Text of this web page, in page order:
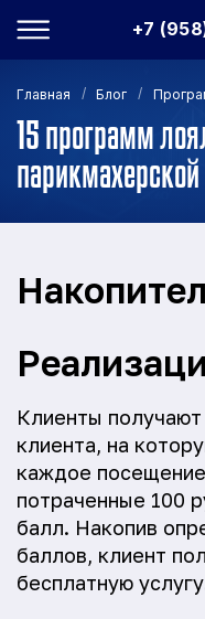
+7
Главная / Блог /
15 программ
парикмахерской
Клиенты получают
клиента, на
каждое
потраченные 100
балл. Накопив
баллов, клиент
бесплатную